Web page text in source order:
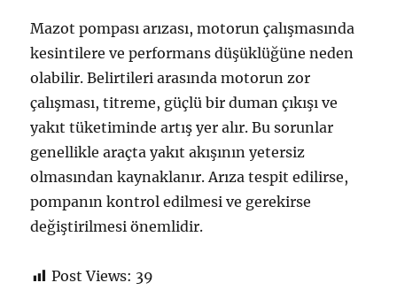
Mazot pompası arızası, motorun çalışmasında
kesintilere ve performans düşüklüğüne neden
olabilir. Belirtileri arasında motorun zor
çalışması, titreme, güçlü bir duman çıkışı ve
yakıt tüketiminde artış yer alır. Bu sorunlar
genellikle araçta yakıt akışının yetersiz
olmasından kaynaklanır. Arıza tespit edilirse,
pompanın kontrol edilmesi ve gerekirse
değiştirilmesi önemlidir.
Post Views: 39